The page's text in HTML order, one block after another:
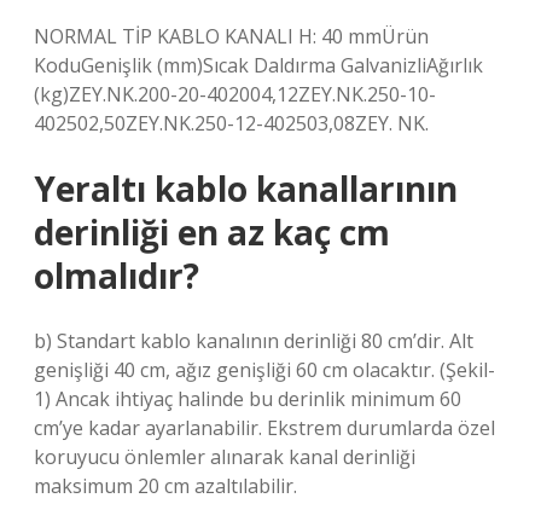
NORMAL TİP KABLO KANALI H: 40 mmÜrün
KoduGenişlik (mm)Sıcak Daldırma GalvanizliAğırlık
(kg)ZEY.NK.200-20-402004,12ZEY.NK.250-10-
402502,50ZEY.NK.250-12-402503,08ZEY. NK.
Yeraltı kablo kanallarının
derinliği en az kaç cm
olmalıdır?
b) Standart kablo kanalının derinliği 80 cm’dir. Alt
genişliği 40 cm, ağız genişliği 60 cm olacaktır. (Şekil-
1) Ancak ihtiyaç halinde bu derinlik minimum 60
cm’ye kadar ayarlanabilir. Ekstrem durumlarda özel
koruyucu önlemler alınarak kanal derinliği
maksimum 20 cm azaltılabilir.